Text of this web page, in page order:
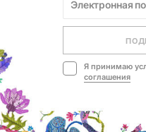
Я принимаю
соглашения